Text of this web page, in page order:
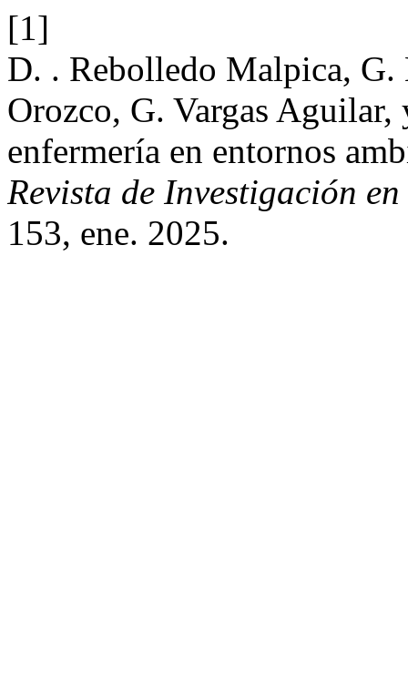
[1]
D. . Rebolledo Malpica,
Orozco, G. Vargas Aguilar,
enfermería en entornos
Revista de Investigación
153, ene. 2025.